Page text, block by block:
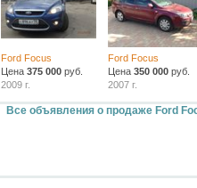
Ford Focus
Цена 375 000руб.
2009 г.
Ford Focus
Цена 350 000руб.
2007 г.
Все объявления о продаже Ford